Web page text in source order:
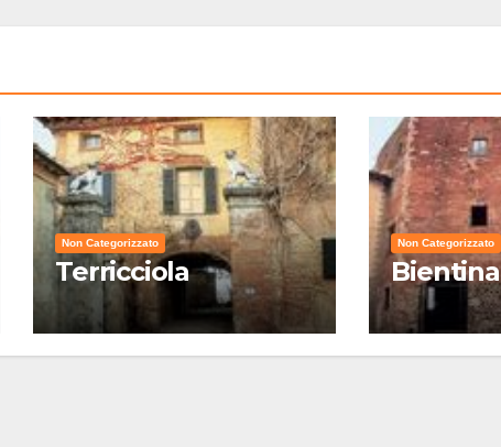
Non Categorizzato
Terricciola
Non Categorizzato
Bientina